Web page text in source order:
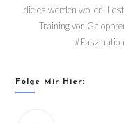
die es werden wollen.
Training von
Folge Mir Hier: